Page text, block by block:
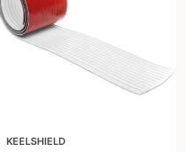
KEELSHIELD